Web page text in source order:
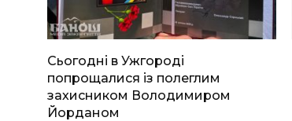
Сьогодні в Ужгороді
попрощалися із полеглим
захисником Володимиром
Йорданом